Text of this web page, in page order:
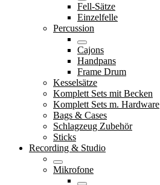
Fell-Sätze
Einzelfelle
Percussion
Cajons
Handpans
Frame Drum
Kesselsätze
Komplett Sets mit Becken
Komplett Sets m. Hardware
Bags & Cases
Schlagzeug Zubehör
Sticks
Recording & Studio
Mikrofone